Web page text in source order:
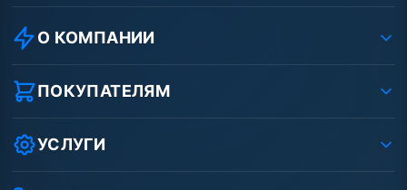
О КОМПАНИИ
О компании
Реквизиты ООО «Шоп АВД»
Защита данных клиента
Условия соглашения
Вакансии
ПОКУПАТЕЛЯМ
Как заказать?
Оплата
Доставка
УСЛУГИ
Ремонт АВД